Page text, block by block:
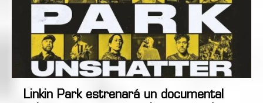
Linkin Park estrenará un documental